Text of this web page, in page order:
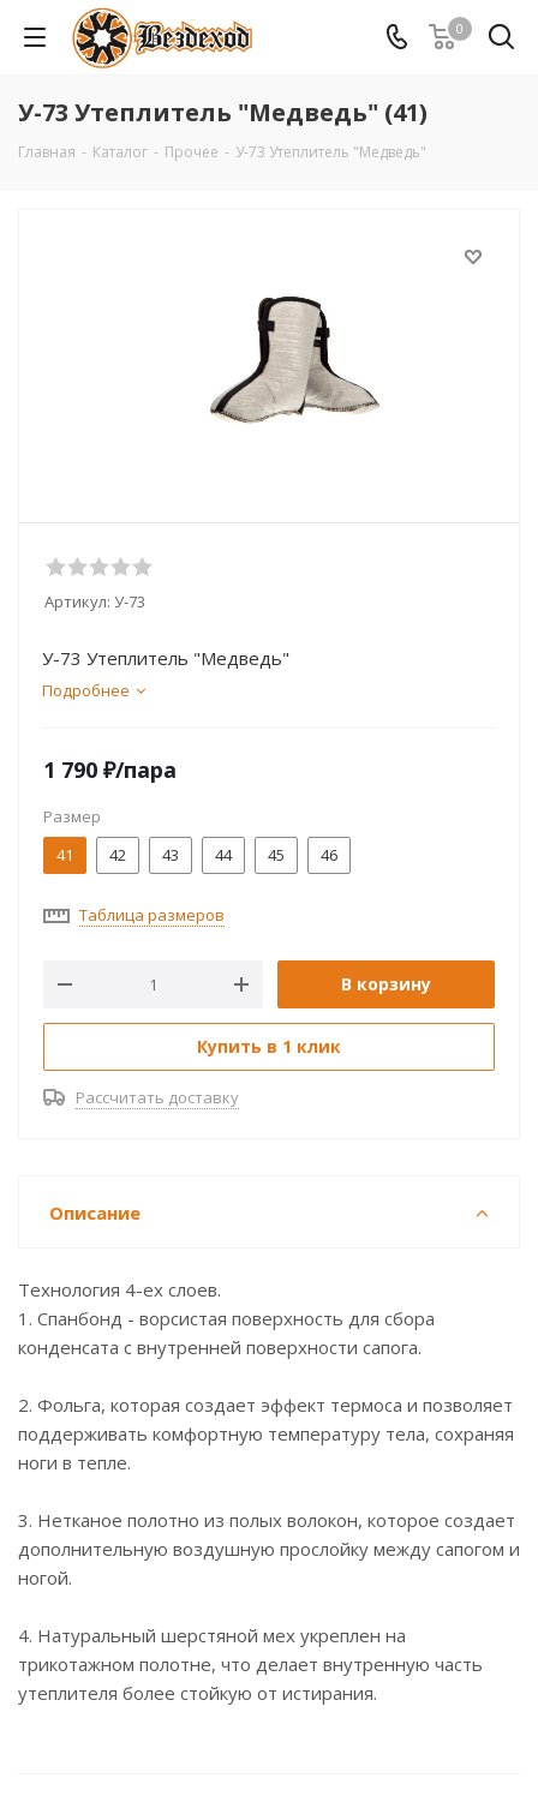
0
У-73 Утеплитель "Медведь" (41)
Главная - Каталог - Прочее - У-73 Утеплитель "Медведь"
Артикул: У-73
У-73 Утеплитель "Медведь"
Подробнее
1 790 ₽/пара
Размер
41
42 43 44 45 46
Таблица размеров
В корзину
Купить в 1 клик
Рассчитать доставку
Описание
Технология 4-ех слоев.
1. Спанбонд - ворсистая поверхность для сбора
конденсата с внутренней поверхности сапога.
2. Фольга, которая создает эффект термоса и позволяет
поддерживать комфортную температуру тела, сохраняя
ноги в тепле.
3. Нетканое полотно из полых волокон, которое создает
дополнительную воздушную прослойку между сапогом и
ногой.
4. Натуральный шерстяной мех укреплен на
трикотажном полотне, что делает внутренную часть
утеплителя более стойкую от истирания.